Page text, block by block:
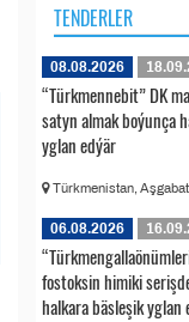
TENDERLER
08.08.2026
“Türkmennebit” DK
satyn almak boýunça
yglan edýär
Türkmenistan,
06.08.2026
fostoksin himiki
halkara bäsleşik yglan